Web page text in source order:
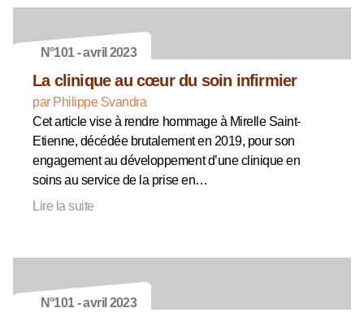
N°101 - avril 2023
La clinique au cœur du soin infirmier
par Philippe Svandra
Cet article vise à rendre hommage à Mirelle Saint-
Etienne, décédée brutalement en 2019, pour son
engagement au développement d’une clinique en
soins au service de la prise en…
Lire la suite
N°101 - avril 2023